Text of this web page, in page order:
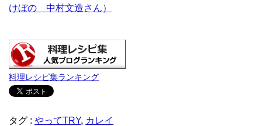
けぼの 中村文造さん）
料理レシピ集ランキング
タグ : やってTRY, カレイ